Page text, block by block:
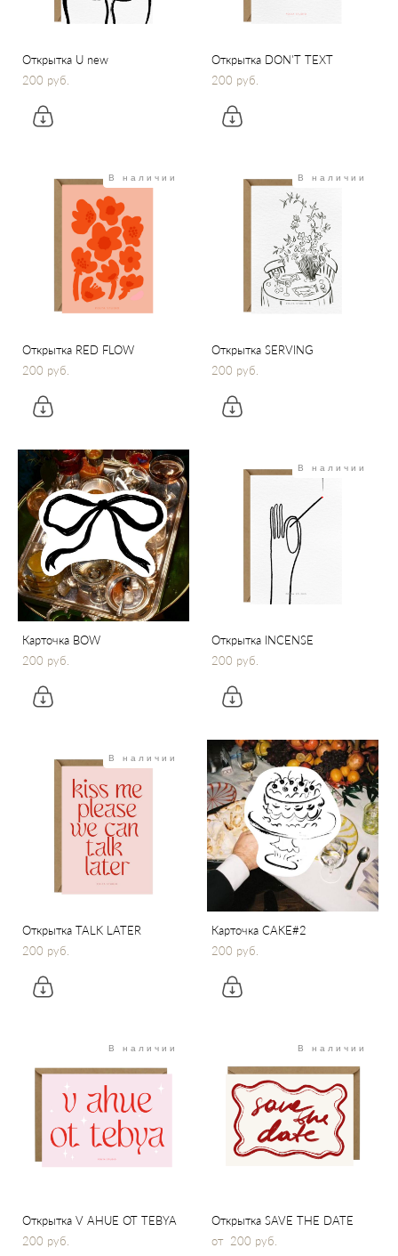
Открытка U new
200 pуб.
Открытка DON'T TEXT
200 pуб.
В наличии
Открытка RED FLOW
200 pуб.
В наличии
Открытка SERVING
200 pуб.
Карточка BOW
200 pуб.
В наличии
Открытка INCENSE
200 pуб.
В наличии
Открытка TALK LATER
200 pуб.
Карточка CAKE#2
200 pуб.
В наличии
Открытка V AHUE OT TEBYA
200 pуб.
В наличии
Открытка SAVE THE DATE
от 200 pуб.